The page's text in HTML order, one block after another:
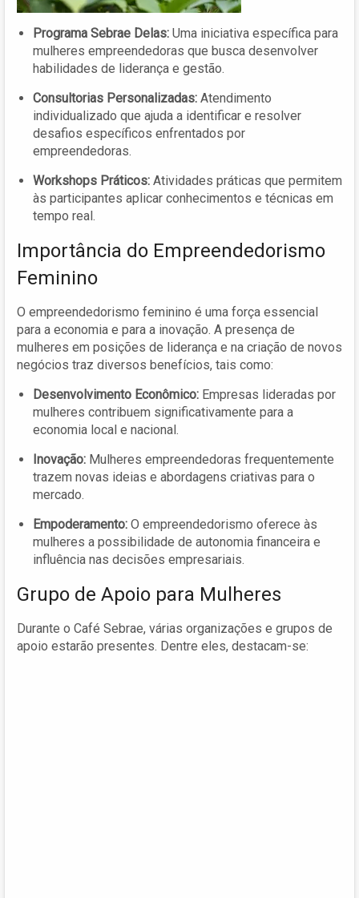
Programa Sebrae Delas: Uma iniciativa específica para
mulheres empreendedoras que busca desenvolver
habilidades de liderança e gestão.
Consultorias Personalizadas: Atendimento
individualizado que ajuda a identificar e resolver
desafios específicos enfrentados por
empreendedoras.
Workshops Práticos: Atividades práticas que permitem
às participantes aplicar conhecimentos e técnicas em
tempo real.
Importância do Empreendedorismo
Feminino
O empreendedorismo feminino é uma força essencial
para a economia e para a inovação. A presença de
mulheres em posições de liderança e na criação de novos
negócios traz diversos benefícios, tais como:
Desenvolvimento Econômico: Empresas lideradas por
mulheres contribuem significativamente para a
economia local e nacional.
Inovação: Mulheres empreendedoras frequentemente
trazem novas ideias e abordagens criativas para o
mercado.
Empoderamento: O empreendedorismo oferece às
mulheres a possibilidade de autonomia financeira e
influência nas decisões empresariais.
Grupo de Apoio para Mulheres
Durante o Café Sebrae, várias organizações e grupos de
apoio estarão presentes. Dentre eles, destacam-se: